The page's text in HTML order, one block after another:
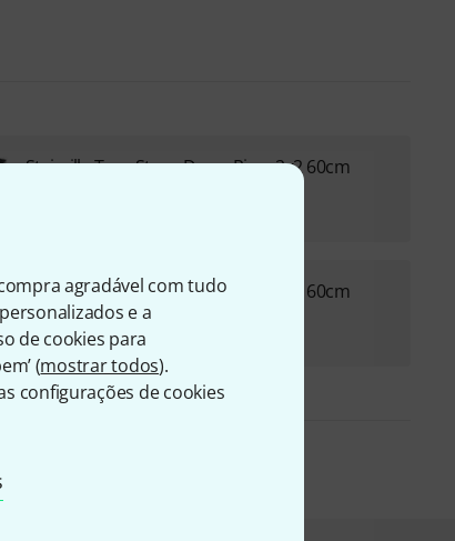
agradável com tudo
e a
de cookies para
(mostrar todos).
configurações de cookies
Stairville Tour Stage Drum Riser 2x2 60cm
Stairville Tour Stage Drum Riser 3x2 60cm
€ 1.750